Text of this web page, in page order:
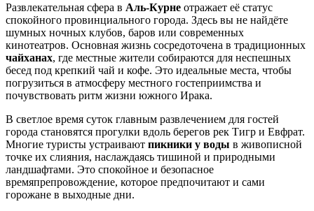
Развлекательная сфера в Аль-Курне отражает её статус
спокойного провинциального города. Здесь вы не найдёте
шумных ночных клубов, баров или современных
кинотеатров. Основная жизнь сосредоточена в традиционных
чайханах, где местные жители собираются для неспешных
бесед под крепкий чай и кофе. Это идеальные места, чтобы
погрузиться в атмосферу местного гостеприимства и
почувствовать ритм жизни южного Ирака.
В светлое время суток главным развлечением для гостей
города становятся прогулки вдоль берегов рек Тигр и Евфрат.
Многие туристы устраивают пикники у воды в живописной
точке их слияния, наслаждаясь тишиной и природными
ландшафтами. Это спокойное и безопасное
времяпрепровождение, которое предпочитают и сами
горожане в выходные дни.